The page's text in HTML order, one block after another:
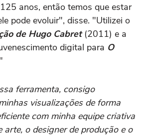
anos, então temos que estar
pode evoluir", disse. "Utilizei o
de Hugo Cabret(2011) e a
digital para O
ferramenta, consigo
visualizações de forma
com minha equipe criativa
o designer de produção e o